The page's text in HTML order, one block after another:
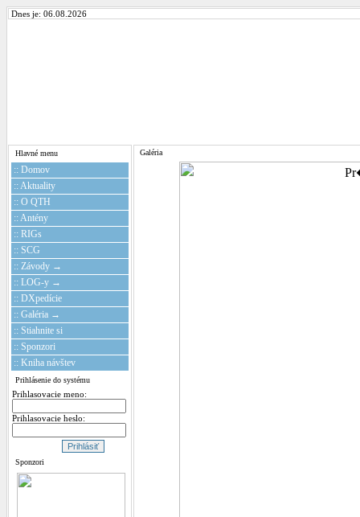
Dnes je: 06.08.2026
Hlavné menu
:: Domov
:: Aktuality
:: O QTH
:: Antény
:: RIGs
:: SCG
:: Závody →
:: LOG-y →
:: DXpedície
:: Galéria →
:: Stiahnite si
:: Sponzori
:: Kniha návštev
Prihlásenie do systému
Prihlasovacie meno:
Prihlasovacie heslo:
Sponzori
Galéria